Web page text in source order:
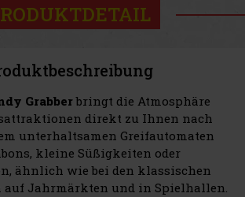
Grabberbringt die Atmosphäre
direkt zu Ihnen nach
unterhaltsamen Greifautomaten
kleine Süßigkeiten oder
ähnlich wie bei den klassischen
auf Jahrmärkten und in Spielhallen.